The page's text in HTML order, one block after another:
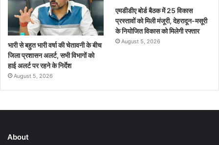
भारी से बहुत भारी वर्षा की चेतावनी के बीच
जिला प्रशासन अलर्ट, सभी विभागों को
हाई अलर्ट पर रहने के निर्देश
August 5, 2026
एमडीडीए बोर्ड बैठक में 25 विकास
प्रस्तावों को मिली मंजूरी, देहरादून-मसूरी
के नियोजित विकास को मिलेगी रफ्तार
August 5, 2026
About